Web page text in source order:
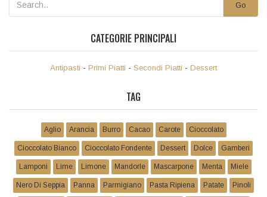
Go
CATEGORIE PRINCIPALI
Antipasti - Primi Piatti - Secondi Piatti - Dessert
TAG
Aglio Arancia Burro Cacao Carote Cioccolato
Cioccolato Bianco Cioccolato Fondente Dessert Dolce Gamberi
Lamponi Lime Limone Mandorle Mascarpone Menta Miele
Nero Di Seppia Panna Parmigiano Pasta Ripiena Patate Pinoli